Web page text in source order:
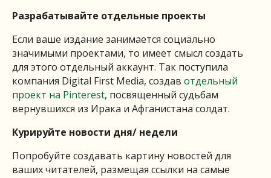
Разрабатывайте отдельные проекты
Если ваше издание занимается социально
значимыми проектами, то имеет смысл создать
для этого отдельный аккаунт. Так поступила
компания Digital First Media, создав отдельный
проект на Pinterest, посвященный судьбам
вернувшихся из Ирака и Афганистана солдат.
Курируйте новости дня/ недели
Попробуйте создавать картину новостей для
ваших читателей, размещая ссылки на самые